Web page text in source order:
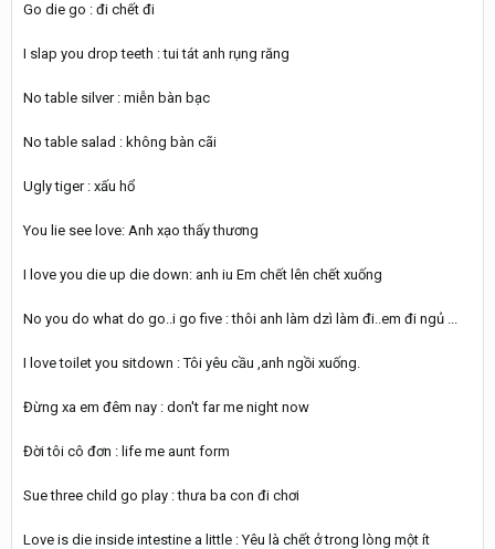
Go die go : đi chết đi
I slap you drop teeth : tui tát anh rụng răng
No table silver : miễn bàn bạc
No table salad : không bàn cãi
Ugly tiger : xấu hổ
You lie see love: Anh xạo thấy thương
I love you die up die down: anh iu Em chết lên chết xuống
No you do what do go..i go five : thôi anh làm dzì làm đi..em đi ngủ ...
I love toilet you sitdown : Tôi yêu cầu ,anh ngồi xuống.
Đừng xa em đêm nay : don't far me night now
Đời tôi cô đơn : life me aunt form
Sue three child go play : thưa ba con đi chơi
Love is die inside intestine a little : Yêu là chết ở trong lòng một ít